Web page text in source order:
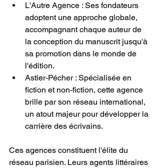
L'Autre Agence : Ses fondateurs
adoptent une approche globale,
accompagnant chaque auteur de
la conception du manuscrit jusqu'à
sa promotion dans le monde de
l'édition.
Astier-Pécher : Spécialisée en
fiction et non-fiction, cette agence
brille par son réseau international,
un atout majeur pour développer la
carrière des écrivains.
Ces agences constituent l'élite du
réseau parisien. Leurs agents littéraires